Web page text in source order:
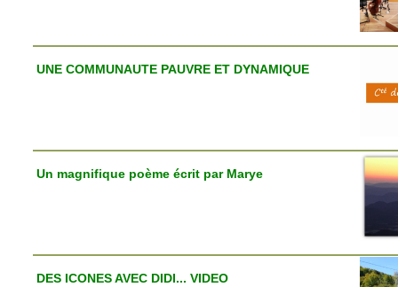
UNE COMMUNAUTE PAUVRE ET DYNAMIQUE
Un magnifique poème écrit par Marye
DES ICONES AVEC DIDI... VIDEO